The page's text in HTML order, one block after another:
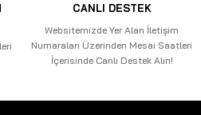
CANLI DESTEK
Websitemizde Yer Alan İletişim
Numaraları Üzerinden Mesai Saatleri
İçerisinde Canlı Destek Alın!